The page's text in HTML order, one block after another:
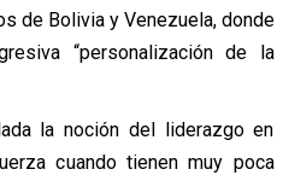
de Bolivia y Venezuela, donde
“personalización de la
la noción del liderazgo en
cuando tienen muy poca